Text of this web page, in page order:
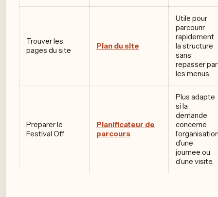
Trouver les
pages du site
Plan du site
Utile pour
parcourir
rapidement
la structure
sans
repasser par
les menus.
Preparer le
Festival Off
Planificateur de
parcours
Plus adapte
si la
demande
concerne
d’une
journee ou
d’une visite.